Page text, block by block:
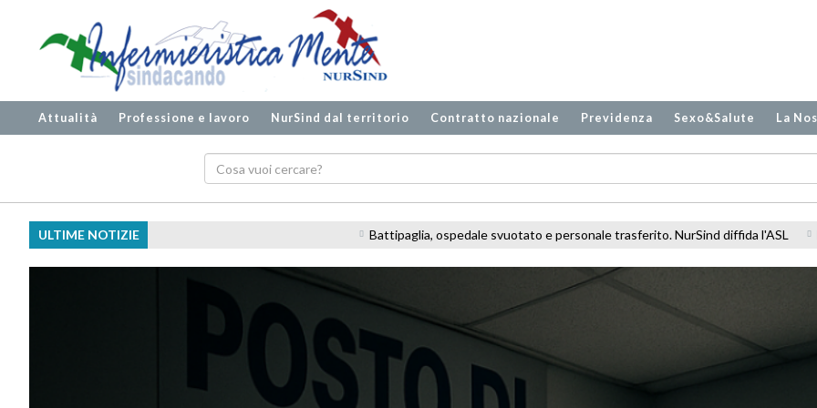
Attualità Professione e lavoro NurSind dal territorio Contratto nazionale Previdenza Sexo&Salute La
ULTIME NOTIZIEBattipaglia, ospedale svuotato e personale trasferito. NurSind diffida l'ASL Latina, SPDC senza climatizzazione.